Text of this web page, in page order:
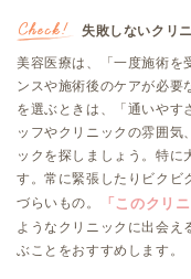
失敗しないクリ
美容医療は、「一度施術を
ンスや施術後のケアが必要
を選ぶときは、「通いやす
ッフやクリニックの雰囲気
ックを探しましょう。特に
す。常に緊張したりビクビ
づらいもの。
「このクリ
ようなクリニックに出会え
ぶことをおすすめします。